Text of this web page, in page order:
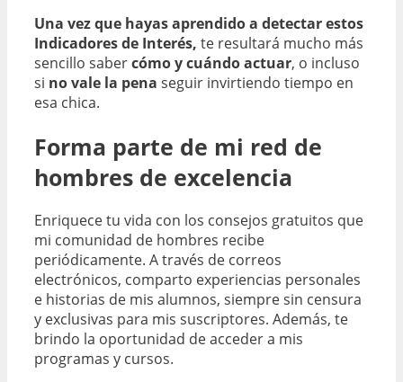
Una vez que hayas aprendido a detectar estos
Indicadores de Interés, te resultará mucho más
sencillo sabercómo y cuándo actuar, o incluso
si no vale la pena seguir invirtiendo tiempo en
esa chica.
Forma parte de mi red de
hombres de excelencia
Enriquece tu vida con los consejos gratuitos que
mi comunidad de hombres recibe
periódicamente. A través de correos
electrónicos, comparto experiencias personales
e historias de mis alumnos, siempre sin censura
y exclusivas para mis suscriptores. Además, te
brindo la oportunidad de acceder a mis
programas y cursos.